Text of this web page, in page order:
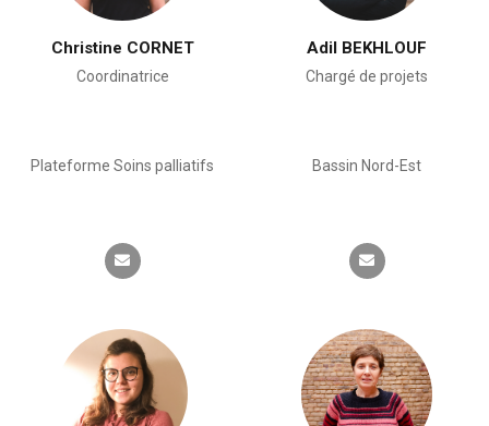
Christine CORNET
Coordinatrice
Plateforme Soins palliatifs
Adil BEKHLOUF
Chargé de projets
Bassin Nord-Est